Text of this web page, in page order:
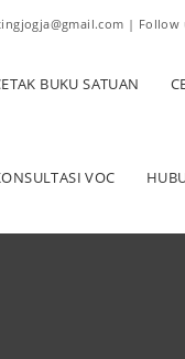
| Follow
BUKU SATUAN
VOC